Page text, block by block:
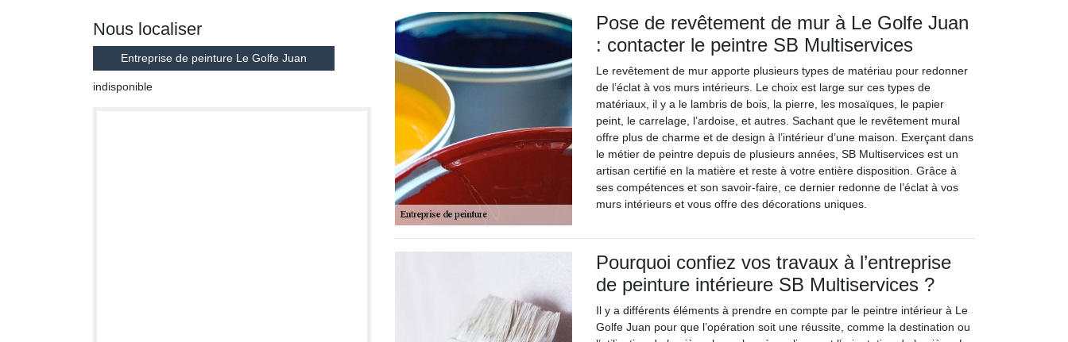
Nous localiser
Entreprise de peinture Le Golfe Juan
indisponible
Pose de revêtement de mur à Le Golfe Juan
: contacter le peintre SB Multiservices
Le revêtement de mur apporte plusieurs types de matériau pour redonner
de l’éclat à vos murs intérieurs. Le choix est large sur ces types de
matériaux, il y a le lambris de bois, la pierre, les mosaïques, le papier
peint, le carrelage, l’ardoise, et autres. Sachant que le revêtement mural
offre plus de charme et de design à l’intérieur d’une maison. Exerçant dans
le métier de peintre depuis de plusieurs années, SB Multiservices est un
artisan certifié en la matière et reste à votre entière disposition. Grâce à
ses compétences et son savoir-faire, ce dernier redonne de l’éclat à vos
murs intérieurs et vous offre des décorations uniques.
Pourquoi confiez vos travaux à l’entreprise
de peinture intérieure SB Multiservices ?
Il y a différents éléments à prendre en compte par le peintre intérieur à Le
Golfe Juan pour que l’opération soit une réussite, comme la destination ou